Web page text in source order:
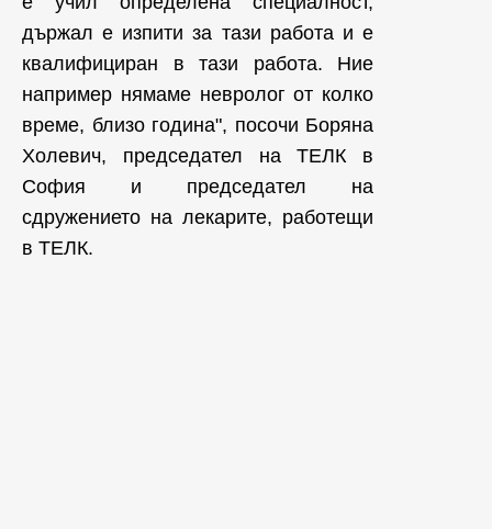
държал е изпити за тази работа и е
квалифициран в тази работа. Ние
например нямаме невролог от колко
време, близо година", посочи Боряна
Холевич, председател на ТЕЛК в
София и председател на
сдружението на лекарите, работещи
в ТЕЛК.